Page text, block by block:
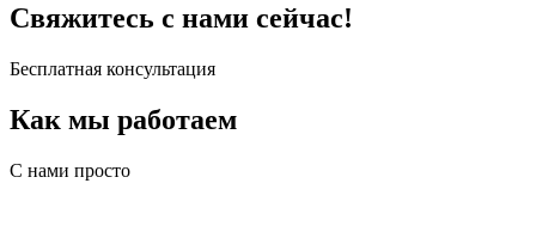
Свяжитесь с нами сейчас!
Бесплатная консультация
Как мы работаем
С нами просто